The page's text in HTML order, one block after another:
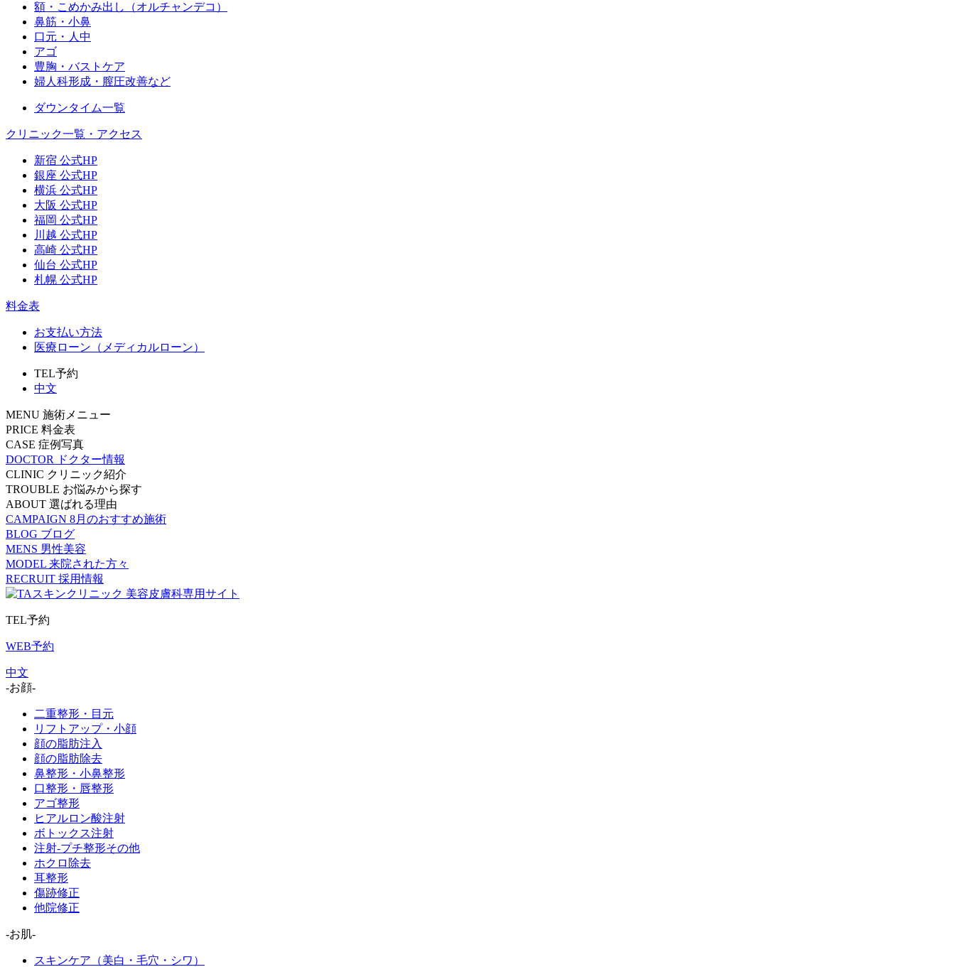
額・こめかみ出し（オルチャンデコ）
鼻筋・小鼻
口元・人中
アゴ
豊胸・バストケア
婦人科形成・膣圧改善など
ダウンタイム一覧
クリニック一覧・アクセス
新宿 公式HP
銀座 公式HP
横浜 公式HP
大阪 公式HP
福岡 公式HP
川越 公式HP
高崎 公式HP
仙台 公式HP
札幌 公式HP
料金表
お支払い方法
医療ローン（メディカルローン）
TEL予約
中文
MENU 施術メニュー
PRICE 料金表
CASE 症例写真
DOCTOR
ドクター情報
CLINIC クリニック紹介
TROUBLE お悩みから探す
ABOUT 選ばれる理由
CAMPAIGN 8月のおすすめ施術
BLOG ブログ
MENS 男性美容
MODEL 来院された方々
RECRUIT 採用情報
TEL予約
WEB予約
中文
-お顔-
二重整形・目元
リフトアップ・小顔
顔の脂肪注入
顔の脂肪除去
鼻整形・小鼻整形
口整形・唇整形
アゴ整形
ヒアルロン酸注射
ボトックス注射
注射-プチ整形その他
ホクロ除去
耳整形
傷跡修正
他院修正
-お肌-
スキンケア（美白・毛穴・シワ）